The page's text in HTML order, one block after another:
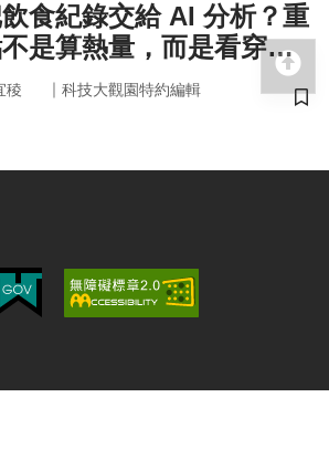
食紀錄交給 AI 分析？重
是算熱量，而是看穿你
飲食習慣」
稜 ｜ 科技大觀園特約編輯
儲